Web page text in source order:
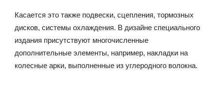
Касается это также подвески, сцепления, тормозных
дисков, системы охлаждения. В дизайне специального
издания присутствуют многочисленные
дополнительные элементы, например, накладки на
колесные арки, выполненные из углеродного волокна.